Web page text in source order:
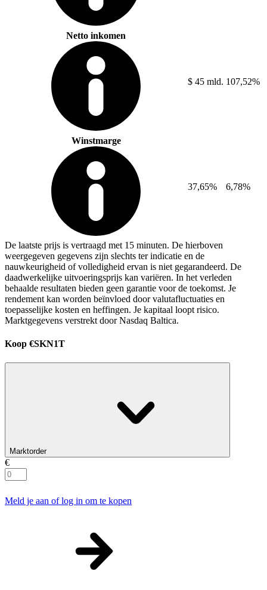
Netto inkomen
$ 45 mld. 107,52%
Winstmarge
37,65% 6,78%
De laatste prijs is vertraagd met 15 minuten. De hierboven
weergegeven gegevens zijn slechts ter indicatie en de
nauwkeurigheid of volledigheid ervan is niet gegarandeerd. De
daadwerkelijke uitvoeringsprijs kan variëren. In het verleden
behaalde resultaten bieden geen garantie voor de toekomst. Je
rendement kan worden beïnvloed door valutafluctuaties en
toepasselijke kosten en heffingen. Je kapitaal loopt risico.
Marktgegevens verstrekt door Nasdaq Baltica.
Koop €SKN1T
Marktorder
€
Meld je aan of log in om te kopen